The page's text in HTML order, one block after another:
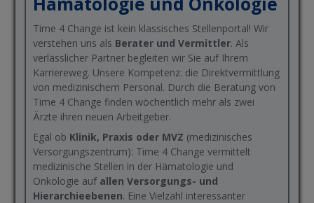
Time 4 Change ist kein klassisches Stellenportal! Wir
verstehen uns als Berater und Vermittler. Als
verlässlicher Partner begleiten wir Sie auf Ihrem
Karriereweg. Unsere Kompetenz: die Direktvermittlung
von medizinischem Personal. Durch die Beratung von
Time 4 Change finden wöchentlich mehr als zwei
Ärzte ihren neuen Arbeitgeber.
Egal ob Klinik, Praxis oder MVZ (medizinisches
Versorgungszentrum): Time 4 Change vermittelt
medizinische Stellen in der Hämatologie und
Onkologie auf allen Versorgungs- und
Hierarchieebenen. Eine Vielzahl interessanter